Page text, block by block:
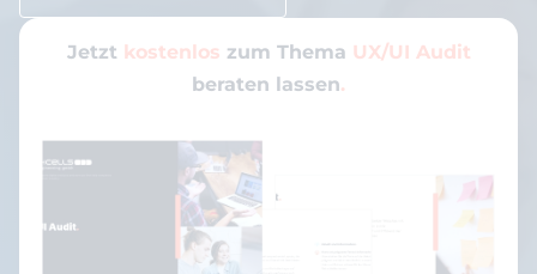
Jetzt kostenlos zum Thema UX/UI Audit
beraten lassen